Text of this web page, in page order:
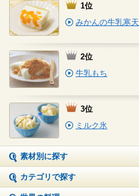
1位
みかんの牛乳寒天
2位
牛乳もち
3位
ミルク氷
素材別に探す
カテゴリで探す